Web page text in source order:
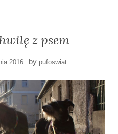
z psem
2016 by pufoswiat